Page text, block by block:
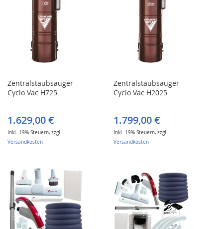
Zentralstaubsauger
Cyclo Vac H725
1.629,00 €
Inkl. 19% Steuern, zzgl.
Versandkosten
Zentralstaubsauger
Cyclo Vac H2025
1.799,00 €
Inkl. 19% Steuern,zzgl.
Versandkosten